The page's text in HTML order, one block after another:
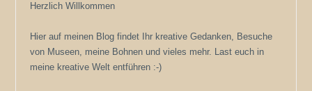
Herzlich Willkommen
Hier auf meinen Blog findet Ihr kreative Gedanken, Besuche
von Museen, meine Bohnen und vieles mehr. Last euch in
meine kreative Welt entführen :-)